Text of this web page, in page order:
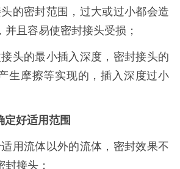
的密封范围，过大或过小都会造
且容易使密封接头受损；
头的最小插入深度，密封接头的
生摩擦等实现的，插入深度过小
定好适用范围
用流体以外的流体，密封效果不
接头；